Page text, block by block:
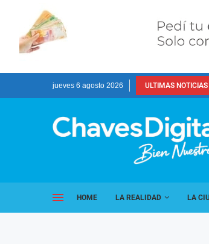
jueves 6 agosto 2026 ULTIMAS NOTICIAS
HOME LA REALIDAD LA